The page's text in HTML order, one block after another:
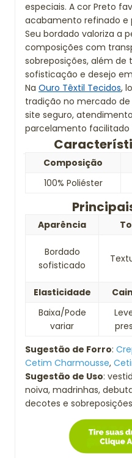
especiais. A cor Preto
acabamento refinado e
Seu bordado valoriza a
composições com
sobreposições, além de
sofisticação e desejo
Na Ouro Têxtil Tecidos,
tradição no mercado
site seguro,
parcelamento facilitado
Composição
100% Poliéster
Aparência
Bordado
sofisticado
Elasticidade
Baixa/Pode
variar
Sugestão de Forro:
Cetim Charmousse,
Sugestão de Uso:
noiva, madrinhas,
decotes e